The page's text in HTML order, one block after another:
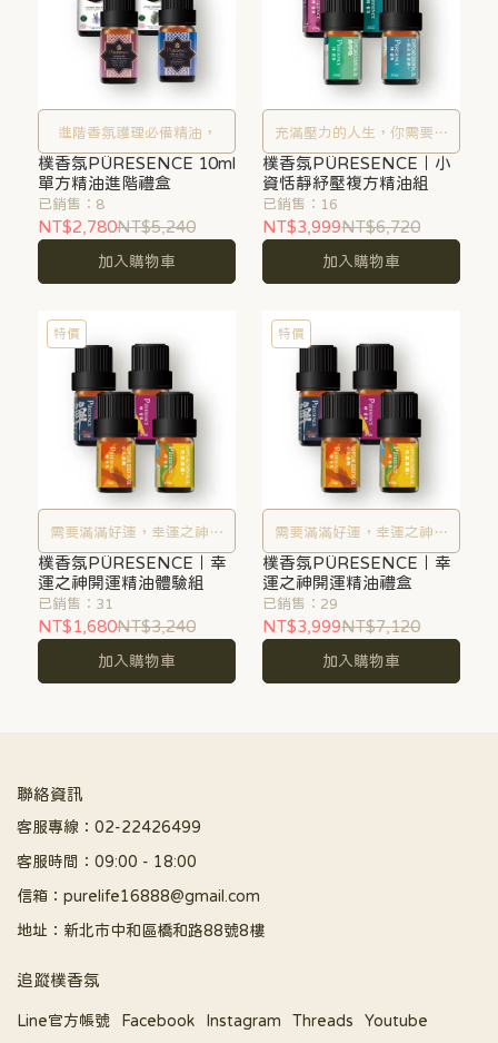
進階香氛護理必備精油，
樸香氛PÜRESENCE 10ml
單方精油進階禮盒
已銷售：8
NT$2,780NT$5,240
加入購物車
充滿壓力的人生，你需要好
好放鬆一下
樸香氛PÜRESENCE｜小
資恬靜紓壓複方精油組
已銷售：16
NT$3,999NT$6,720
加入購物車
特價
需要滿滿好運，幸運之神為
你開啟康莊大道
樸香氛PÜRESENCE｜幸
運之神開運精油體驗組
已銷售：31
NT$1,680NT$3,240
加入購物車
特價
需要滿滿好運，幸運之神為
你開啟康莊大道
樸香氛PÜRESENCE｜幸
運之神開運精油禮盒
已銷售：29
NT$3,999NT$7,120
加入購物車
聯絡資訊
客服專線：02-22426499
客服時間：09:00 - 18:00
信箱：purelife16888@gmail.com
地址：新北市中和區橋和路88號8樓
追蹤樸香氛
Line官方帳號 Facebook Instagram Threads Youtube